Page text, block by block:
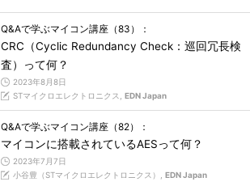
Q&Aで学ぶマイコン講座（83）：
CRC（Cyclic Redundancy Check：巡回冗長検
査）って何？
2023年8月8日
STマイクロエレクトロニクス, EDN Japan
Q&Aで学ぶマイコン講座（82）：
マイコンに搭載されているAESって何？
2023年7月7日
小谷豊（STマイクロエレクトロニクス）, EDN Japan